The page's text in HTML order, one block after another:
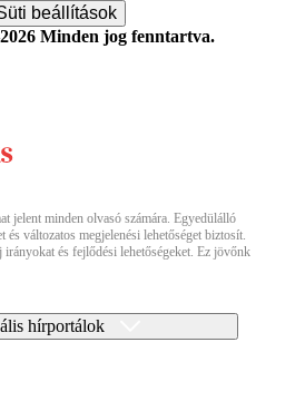
beállítások
Minden jog fenntartva.
jelent minden olvasó számára. Egyedülálló
és változatos megjelenési lehetőséget biztosít.
irányokat és fejlődési lehetőségeket. Ez jövőnk
hírportálok